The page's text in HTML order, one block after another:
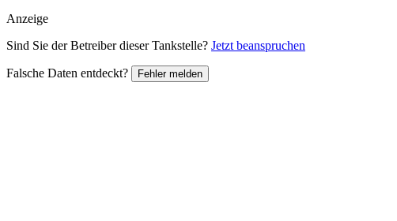
Anzeige
Sind Sie der Betreiber dieser Tankstelle? Jetzt beanspruchen
Falsche Daten entdeckt? Fehler melden